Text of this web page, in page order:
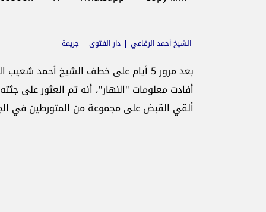
الشيخ أحمد الرفاعي دار الفتوى جريمة
بعد مرور 5 أيام على خطف الشيخ أحمد
أفادت معلومات "النهار"، أنه تم العثور
ألقي القبض على مجموعة من المتورطين في